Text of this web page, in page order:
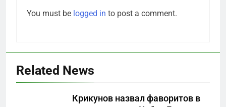
You must be logged in to post a comment.
Related News
Крикунов назвал фаворитов в